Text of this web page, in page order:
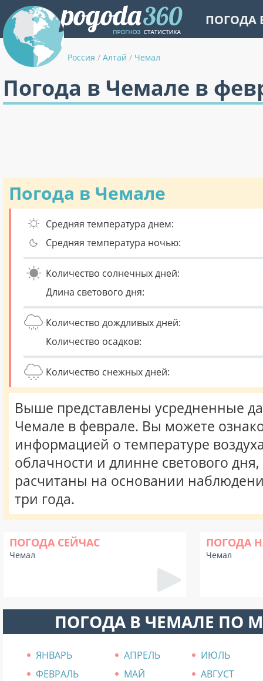
ПОГОДА
Россия / Алтай / Чемал
Погода в Чемале в
Погода в Чемале
Средняя температура днем:
Средняя температура ночью:
Количество солнечных дней:
Длина светового дня:
Количество дождливых дней:
Количество осадков:
Количество снежных дней:
Выше представлены усредненные
Чемале в феврале. Вы можете
информацией о температуре
облачности и длинне светового
расчитаны на основании
три года.
ПОГОДА СЕЙЧАС
Чемал
ПОГОДА
Чемал
ПОГОДА В ЧЕМАЛЕ ПО
ЯНВАРЬ АПРЕЛЬ
ИЮЛЬ
ФЕВРАЛЬ
МАЙ
АВГУСТ